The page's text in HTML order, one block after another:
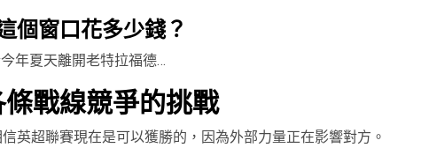
個窗口花多少錢？
年夏天離開老特拉福德…
戰線競爭的挑戰
英超聯賽現在是可以獲勝的，因為外部力量正在影響對方。